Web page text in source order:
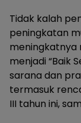
Tidak kalah
peningkatan
meningkatnya
menjadi “Baik
sarana dan
termasuk
III tahun ini,